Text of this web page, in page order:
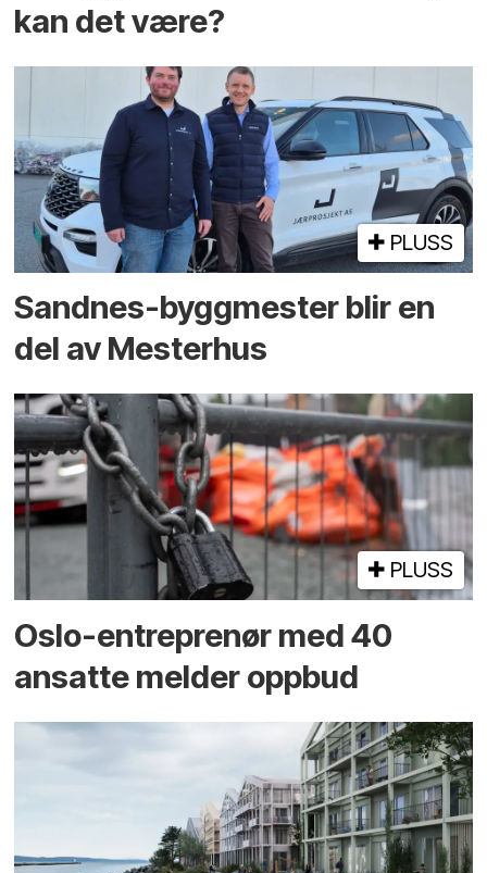
kan det være?
PLUSS
Sandnes-byggmester blir en
del av Mesterhus
PLUSS
Oslo-entreprenør med 40
ansatte melder oppbud